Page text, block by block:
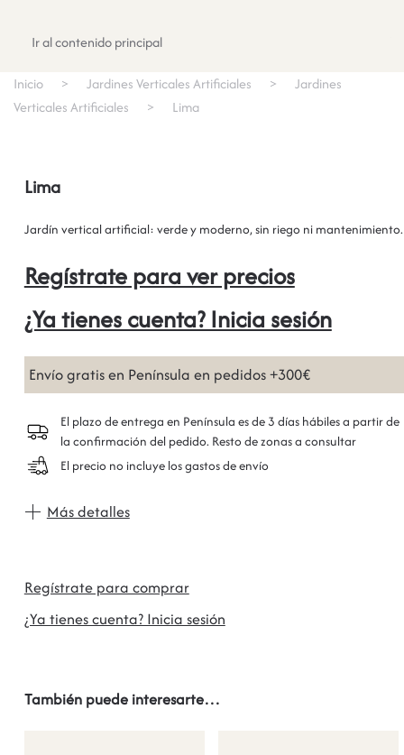
Ir al contenido principal
Inicio Jardines Verticales Artificiales
Jardines
Verticales Artificiales
Lima
Lima
Jardín vertical artificial: verde y moderno, sin riego ni mantenimiento.
Regístrate para ver precios
¿Ya tienes cuenta? Inicia sesión
Envío gratis en Península en pedidos +300€
El plazo de entrega en Península es de 3 días hábiles a partir de
la confirmación del pedido. Resto de zonas a consultar
El precio no incluye los gastos de envío
Más detalles
Regístrate para comprar
¿Ya tienes cuenta? Inicia sesión
También puede interesarte…